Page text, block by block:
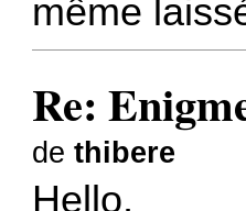
même
Re:
dethibere
Hello,